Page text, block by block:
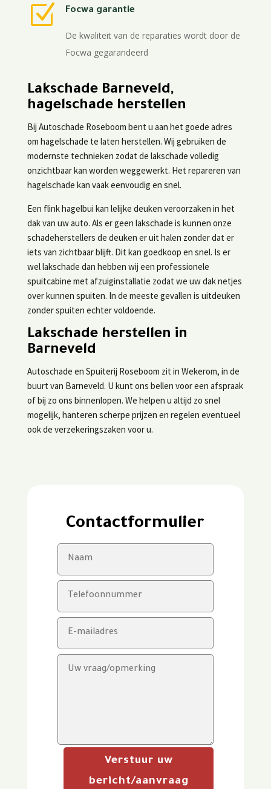
Z Focwa garantie
De kwaliteit van de reparaties wordt door de
Focwa gegarandeerd
Lakschade Barneveld,
hagelschade herstellen
Bij Autoschade Roseboom bent u aan het goede adres
om hagelschade te laten herstellen. Wij gebruiken de
modernste technieken zodat de lakschade volledig
onzichtbaar kan worden weggewerkt. Het repareren van
hagelschade kan vaak eenvoudig en snel.
Een flink hagelbui kan lelijke deuken veroorzaken in het
dak van uw auto. Als er geen lakschade is kunnen onze
schadeherstellers de deuken er uit halen zonder dat er
iets van zichtbaar blijft. Dit kan goedkoop en snel. Is er
wel lakschade dan hebben wij een professionele
spuitcabine met afzuiginstallatie zodat we uw dak netjes
over kunnen spuiten. In de meeste gevallen is uitdeuken
zonder spuiten echter voldoende.
Lakschade herstellen in
Barneveld
Autoschade en Spuiterij Roseboom zit in Wekerom, in de
buurt van Barneveld. U kunt ons bellen voor een afspraak
of bij zo ons binnenlopen. We helpen u altijd zo snel
mogelijk, hanteren scherpe prijzen en regelen eventueel
ook de verzekeringszaken voor u.
Contactformulier
Verstuur uw
bericht/aanvraag